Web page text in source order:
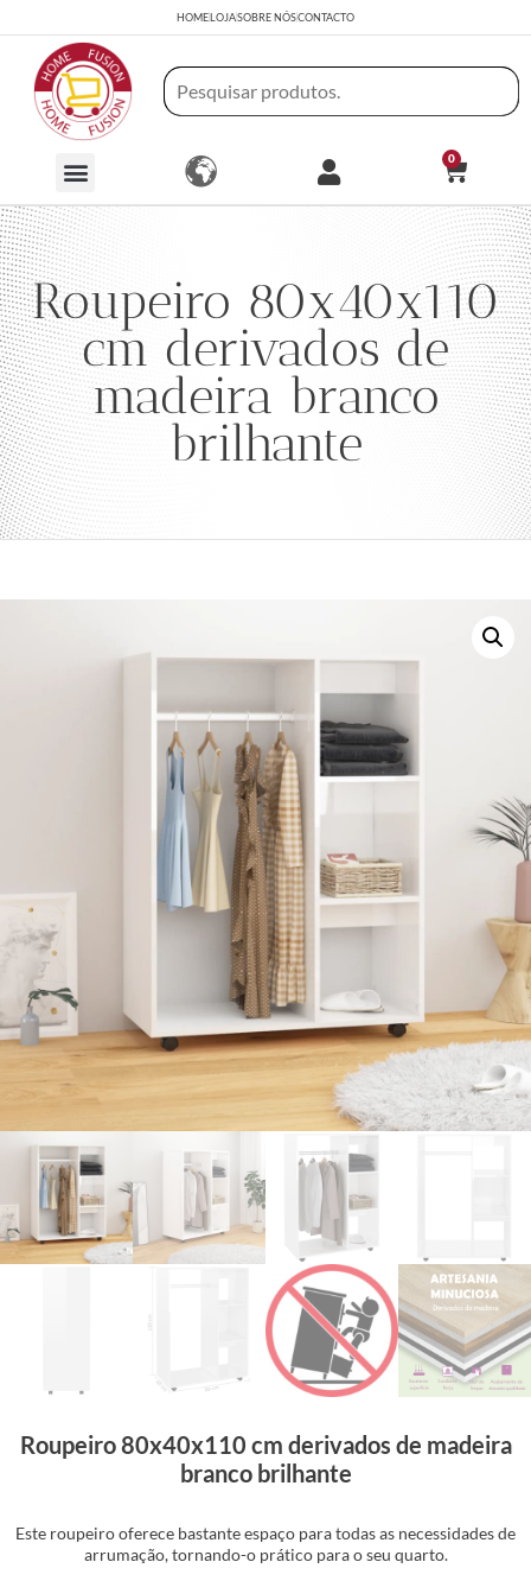
HOMELOJASOBRE NÓSCONTACTO
0
Roupeiro 80x40x110
cm derivados de
madeira branco
brilhante
Roupeiro 80x40x110 cm derivados de madeira
branco brilhante
Este roupeiro oferece bastante espaço para todas as necessidades de
arrumação, tornando-o prático para o seu quarto.